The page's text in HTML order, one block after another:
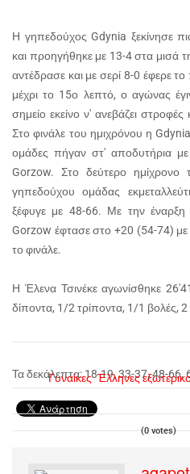
Γυναίκες Έλληνες
(0 votes)
Η γηπεδούχος Gdynia ξεκίνησε
και προηγήθηκε με 13-4 στα μισά
αντέδρασε και με σερί 8-0 έφερε
μέχρι το 15ο λεπτό, ο αγώνας
σημείο εκείνο ν' ανεβάζει
Στο φινάλε του ημιχρόνου η
ομάδες πήγαν στ' αποδυτήρια
Gorzow. Στο δεύτερο
γηπεδούχου ομάδας
ξέφυγε με 48-66. Με την έναρξη
Gorzow έφτασε στο +20 (54-74) με
το φινάλε.
Η Έλενα Τσινέκε αγωνίσθηκε
δίποντα, 1/2 τρίποντα, 1/1 βολές, 2
Τα δεκάλεπτα: 18-19, 33-37, 48-66,